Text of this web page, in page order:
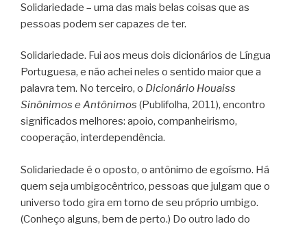
Solidariedade – uma das mais belas coisas que as
pessoas podem ser capazes de ter.
Solidariedade. Fui aos meus dois dicionários de Língua
Portuguesa, e não achei neles o sentido maior que a
palavra tem. No terceiro, o Dicionário Houaiss
Sinônimos e Antônimos (Publifolha, 2011), encontro
significados melhores: apoio, companheirismo,
cooperação, interdependência.
Solidariedade é o oposto, o antônimo de egoísmo. Há
quem seja umbigocêntrico, pessoas que julgam que o
universo todo gira em torno de seu próprio umbigo.
(Conheço alguns, bem de perto.) Do outro lado do